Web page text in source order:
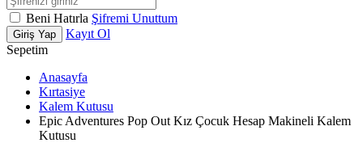
Beni Hatırla Şifremi Unuttum
Giriş Yap
Kayıt Ol
Sepetim
Anasayfa
Kırtasiye
Kalem Kutusu
Epic Adventures Pop Out Kız Çocuk Hesap Makineli Kalem
Kutusu